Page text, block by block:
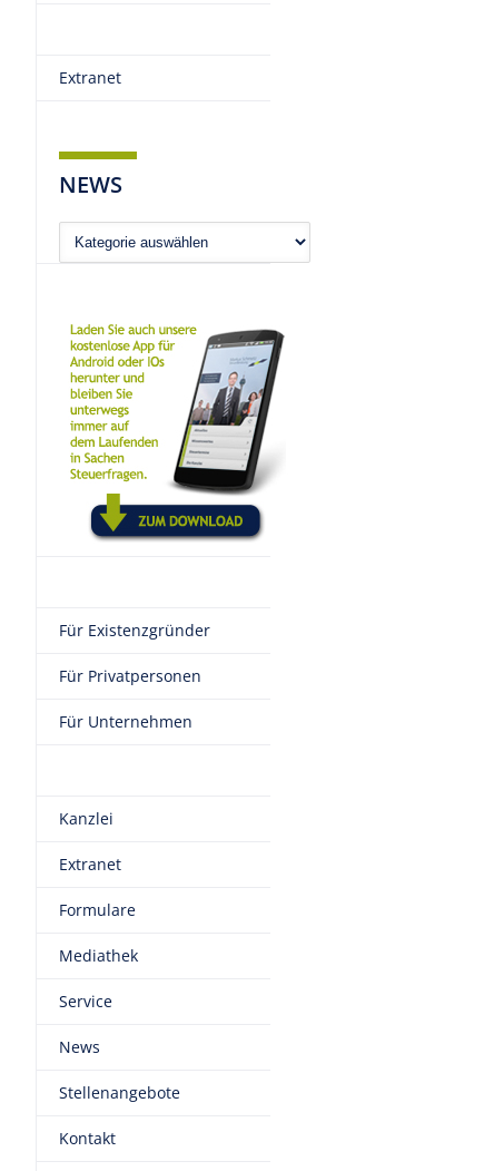
Extranet
NEWS
News
Für Existenzgründer
Für Privatpersonen
Für Unternehmen
Kanzlei
Extranet
Formulare
Mediathek
Service
News
Stellenangebote
Kontakt